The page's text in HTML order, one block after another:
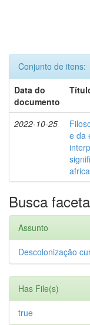
Conjunto de itens:
Data do
documento
2022-10-25
e da
Busca
Assunto
Descolonização
Has File(s)
true